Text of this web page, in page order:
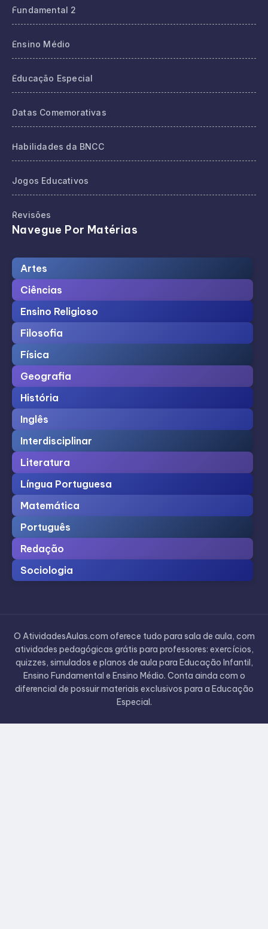
Fundamental 2
Ensino Médio
Educação Especial
Datas Comemorativas
Habilidades da BNCC
Jogos Educativos
Revisões
Navegue Por Matérias
Artes
Ciências
Ensino Religioso
Filosofia
Física
Geografia
História
Inglês
Interdisciplinar
Literatura
Língua Portuguesa
Matemática
Português
Redação
Sociologia
O AtividadesAulas.com oferece tudo para sala de aula, com
atividades pedagógicas grátis para professores: exercícios,
quizzes, simulados e planos de aula para Educação Infantil,
Ensino Fundamental e Ensino Médio. Conta ainda com o
diferencial de possuir materiais exclusivos para a Educação
Especial.